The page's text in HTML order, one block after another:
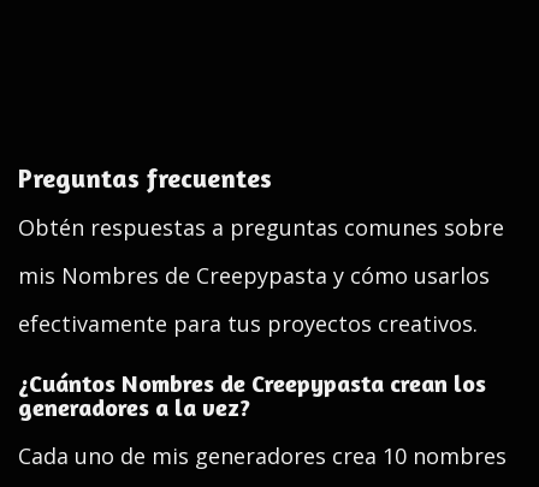
Preguntas frecuentes
Obtén respuestas a preguntas comunes sobre
mis Nombres de Creepypasta y cómo usarlos
efectivamente para tus proyectos creativos.
¿Cuántos Nombres de Creepypasta crean los
generadores a la vez?
Cada uno de mis generadores crea 10 nombres